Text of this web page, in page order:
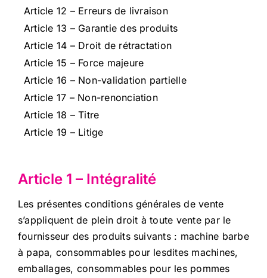
Article 12 – Erreurs de livraison
Article 13 – Garantie des produits
Article 14 – Droit de rétractation
Article 15 – Force majeure
Article 16 – Non-validation partielle
Article 17 – Non-renonciation
Article 18 – Titre
Article 19 – Litige
Article 1 – Intégralité
Les présentes conditions générales de vente
s’appliquent de plein droit à toute vente par le
fournisseur des produits suivants : machine barbe
à papa, consommables pour lesdites machines,
emballages, consommables pour les pommes